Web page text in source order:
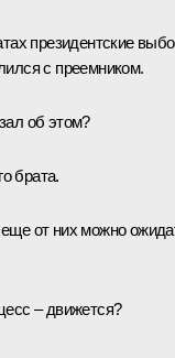
президентские
с преемником.
об этом?
брата.
от них можно
– движется?